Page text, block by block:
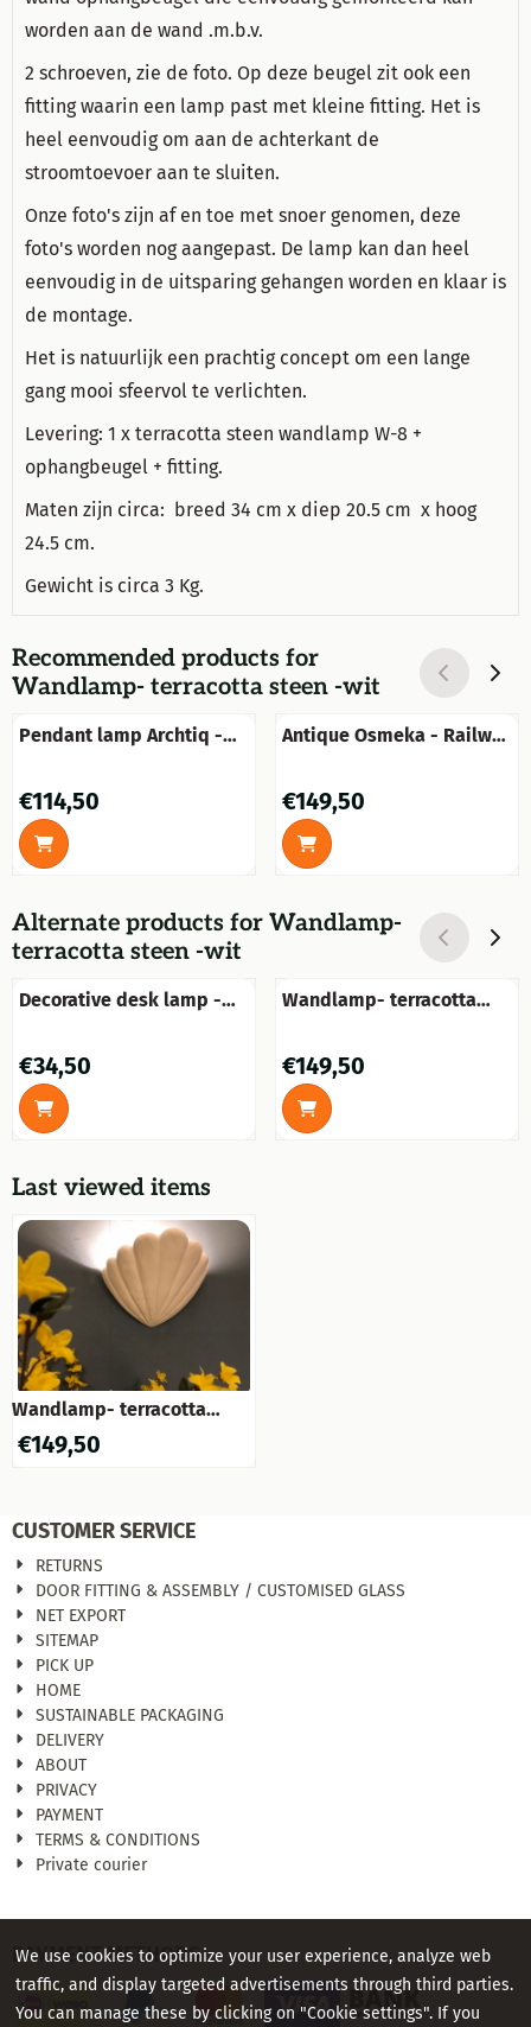
worden aan de wand .m.b.v.
2 schroeven, zie de foto. Op deze beugel zit ook een
fitting waarin een lamp past met kleine fitting. Het is
heel eenvoudig om aan de achterkant de
stroomtoevoer aan te sluiten.
Onze foto's zijn af en toe met snoer genomen, deze
foto's worden nog aangepast. De lamp kan dan heel
eenvoudig in de uitsparing gehangen worden en klaar is
de montage.
Het is natuurlijk een prachtig concept om een lange
gang mooi sfeervol te verlichten.
Levering: 1 x terracotta steen wandlamp W-8 +
ophangbeugel + fitting.
Maten zijn circa: breed 34 cm x diep 20.5 cm x hoog
24.5 cm.
Gewicht is circa 3 Kg.
Recommended products for
Wandlamp- terracotta steen -wit
Pendant lamp Archtiq -
Price: 114,50
€114,50
Antique Osmeka - Railway
Price: 149,50
€149,50
Alternate products for Wandlamp-
terracotta steen -wit
Decorative desk lamp -
Price: 34,50
€34,50
Wandlamp- terracotta
Price: 149,50
€149,50
Last viewed items
Wandlamp- terracotta
steen -wit
€149,50
CUSTOMER SERVICE
RETURNS
DOOR FITTING & ASSEMBLY / CUSTOMISED GLASS
NET EXPORT
SITEMAP
PICK UP
HOME
SUSTAINABLE PACKAGING
DELIVERY
ABOUT
PRIVACY
PAYMENT
TERMS & CONDITIONS
Private courier
PAYMENT METHODS
We use cookies to optimize your user experience, analyze web
traffic, and display targeted advertisements through third parties.
You can manage these by clicking on "Cookie settings". If you